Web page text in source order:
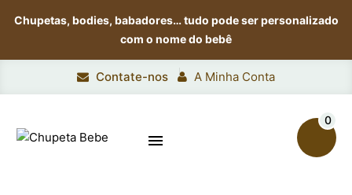
Chupetas, bodies, babadores…tudo pode ser personalizado
com o nome do bebê
Contate-nos A Minha Conta

0